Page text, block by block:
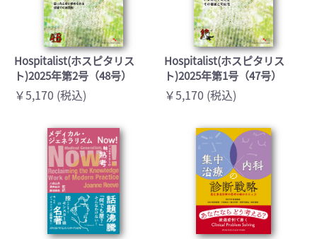
Hospitalist(ホスピタリス
ト)2025年第2号（48号）
￥5,170 (税込)
Hospitalist(ホスピタリス
ト)2025年第1号（47号）
￥5,170 (税込)